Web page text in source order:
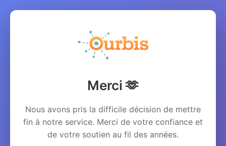
Merci 🫶
Nous avons pris la difficile décision de mettre
fin à notre service. Merci de votre confiance et
de votre soutien au fil des années.